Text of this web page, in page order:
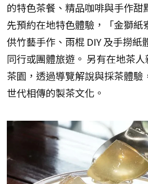
的特色茶餐、精品咖啡與手作甜
先預約在地特色體驗，「金獅紙
供竹藝手作、雨棍 DIY 及手撈紙
同行或團體旅遊。 另有在地茶
茶園，透過導覽解說與採茶體驗
世代相傳的製茶文化。